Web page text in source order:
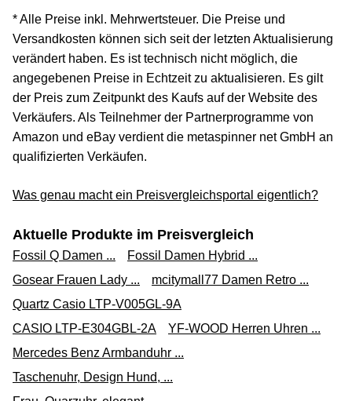
* Alle Preise inkl. Mehrwertsteuer. Die Preise und
Versandkosten können sich seit der letzten Aktualisierung
verändert haben. Es ist technisch nicht möglich, die
angegebenen Preise in Echtzeit zu aktualisieren. Es gilt
der Preis zum Zeitpunkt des Kaufs auf der Website des
Verkäufers. Als Teilnehmer der Partnerprogramme von
Amazon und eBay verdient die metaspinner net GmbH an
qualifizierten Verkäufen.
Was genau macht ein Preisvergleichsportal eigentlich?
Aktuelle Produkte im Preisvergleich
Fossil Q Damen ...
Fossil Damen Hybrid ...
Gosear Frauen Lady ...
mcitymall77 Damen Retro ...
Quartz Casio LTP-V005GL-9A
CASIO LTP-E304GBL-2A
YF-WOOD Herren Uhren ...
Mercedes Benz Armbanduhr ...
Taschenuhr, Design Hund, ...